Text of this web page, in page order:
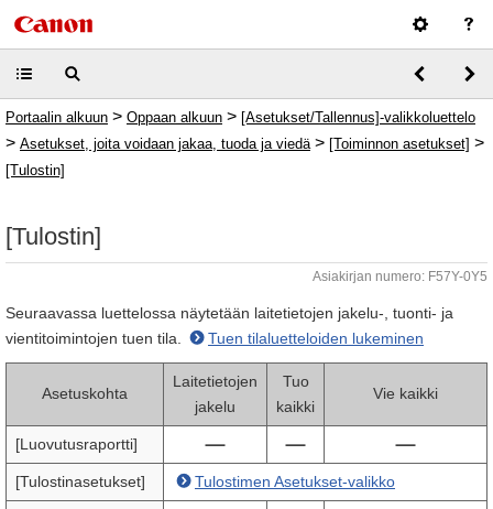
Portaalin alkuun > Oppaan alkuun > [Asetukset/Tallennus]-valikkoluettelo
> Asetukset, joita voidaan jakaa, tuoda ja viedä > [Toiminnon asetukset] >
[Tulostin]
[Tulostin]
Asiakirjan numero: F57Y-0Y5
Seuraavassa luettelossa näytetään laitetietojen jakelu-, tuonti- ja
vientitoimintojen tuen tila.
Tuen tilaluetteloiden lukeminen
Asetuskohta
Laitetietojen
jakelu
Tuo
kaikki
Vie kaikki
[Luovutusraportti]
[Tulostinasetukset] Tulostimen Asetukset-valikko